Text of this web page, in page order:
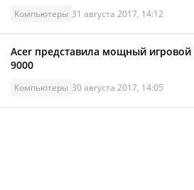
Компьютеры 31 августа 2017, 14:12
Acer представила мощный
9000
Компьютеры 30 августа 2017, 14:05